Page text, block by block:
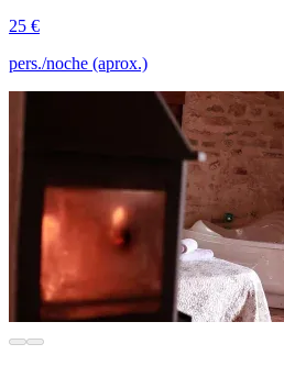
25 €
pers./noche (aprox.)